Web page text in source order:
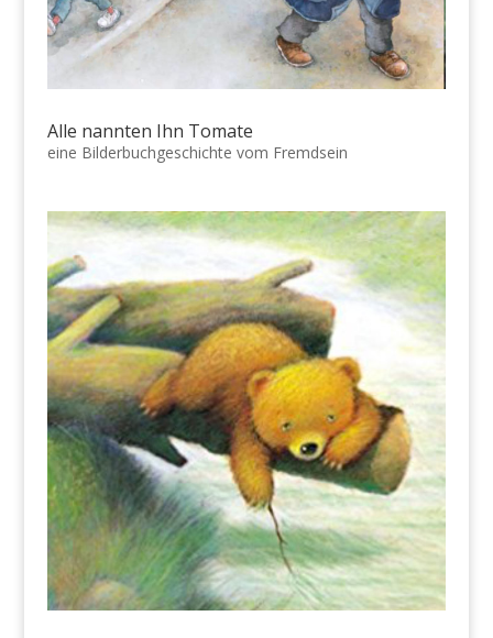
Alle nannten Ihn Tomate
eine Bilderbuchgeschichte vom Fremdsein